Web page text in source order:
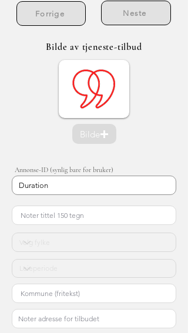
Forrige Neste
Bilde av tjeneste-tilbud
Bilde
Annonse-ID (synlig bare for bruker)
Duration